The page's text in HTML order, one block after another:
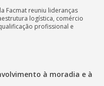
Facmat reuniu lideranças
logística, comércio
profissional e
à moradia e à